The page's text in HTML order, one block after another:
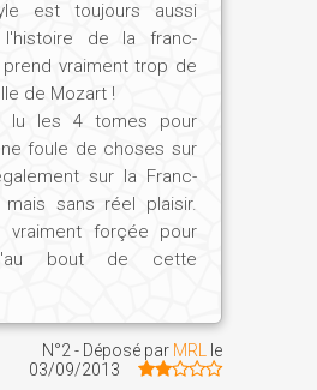
?
:Très tôt, et cela m'a
à d'autres musiciens.
exemple que Beethoven
Maçon, mais on n'a
et cela semble
importance ni dans sa
oeuvre. Joseph Haydn, le
l'a été, pour un soir
de Liszt, mais il était
donc un peu différent...
est toujours aussi
de la franc-
vraiment trop de
de Mozart !
lu les 4 tomes pour
foule de choses sur
sur la Franc-
mais sans réel plaisir.
forçée pour
bout de cette
N°2 - Déposé par MRL le
03/09/2013